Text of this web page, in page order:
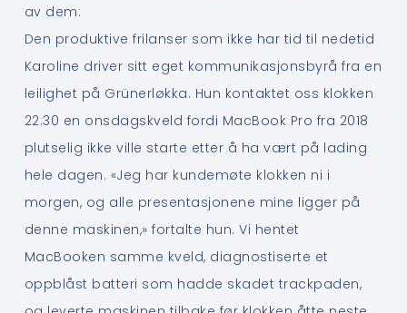
av dem:
Den produktive frilanser som ikke har tid til nedetid
Karoline driver sitt eget kommunikasjonsbyrå fra en
leilighet på Grünerløkka. Hun kontaktet oss klokken
22:30 en onsdagskveld fordi MacBook Pro fra 2018
plutselig ikke ville starte etter å ha vært på lading
hele dagen. «Jeg har kundemøte klokken ni i
morgen, og alle presentasjonene mine ligger på
denne maskinen,» fortalte hun. Vi hentet
MacBooken samme kveld, diagnostiserte et
oppblåst batteri som hadde skadet trackpaden,